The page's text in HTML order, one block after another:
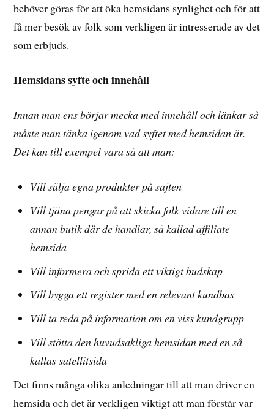
behöver göras för att öka hemsidans synlighet och för att
få mer besök av folk som verkligen är intresserade av det
som erbjuds.
Hemsidans syfte och innehåll
Innan man ens börjar mecka med innehåll och länkar så
måste man tänka igenom vad syftet med hemsidan är.
Det kan till exempel vara så att man:
Vill sälja egna produkter på sajten
Vill tjäna pengar på att skicka folk vidare till en
annan butik där de handlar, så kallad affiliate
hemsida
Vill informera och sprida ett viktigt budskap
Vill bygga ett register med en relevant kundbas
Vill ta reda på information om en viss kundgrupp
Vill stötta den huvudsakliga hemsidan med en så
kallas satellitsida
Det finns många olika anledningar till att man driver en
hemsida och det är verkligen viktigt att man förstår var